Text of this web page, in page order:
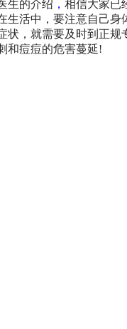
生的介绍 ， 相信大家已
生活中，要注意自己身
状，就需要及时到正规
和痘痘的危害蔓延!